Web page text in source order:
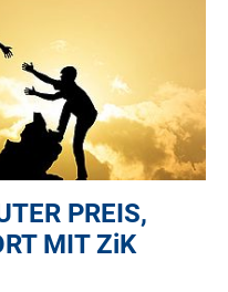
PREIS,
MITZiK